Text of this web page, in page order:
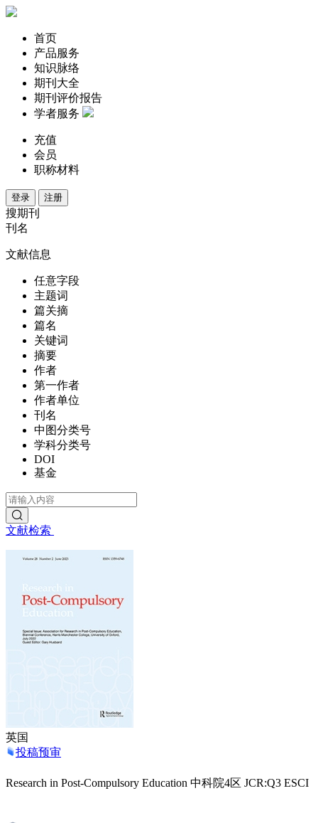
首页
产品服务
知识脉络
期刊大全
期刊评价报告
学者服务
充值
会员
职称材料
登录 注册
搜期刊
刊名
文献信息
任意字段
主题词
篇关摘
篇名
关键词
摘要
作者
第一作者
作者单位
刊名
中图分类号
学科分类号
DOI
基金
文献检索
英国
投稿预审
Research in Post-Compulsory Education 中科院4区 JCR:Q3 ESCI